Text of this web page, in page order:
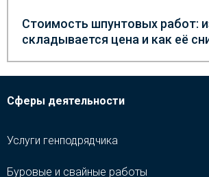
Стоимость шпунтовых работ:
складывается цена и как её
Сферы деятельности
Услуги генподрядчика
Буровые и свайные работы